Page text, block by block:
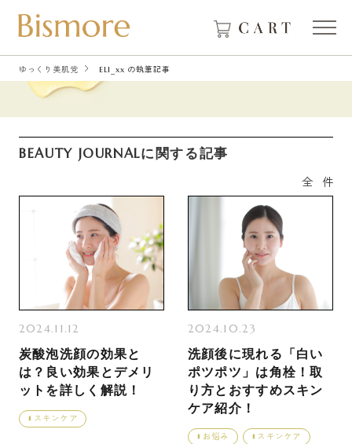
ゆっくり美肌党 ELI_xx の執筆記事
BEAUTY JOURNALに関する記事
全 件
2024.11.12
炭酸泡洗顔の効果と
は？良い効果とデメリ
ットを詳しく解説！
スキンケア
2024.10.23
洗顔後に現れる「白い
ポツポツ」は角栓！取
り方とおすすめスキン
ケア紹介！
お悩み スキンケア